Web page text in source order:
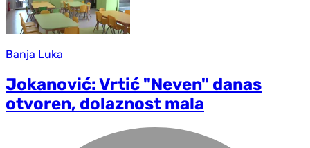
Banja Luka
Jokanović: Vrtić "Neven" danas
otvoren, dolaznost mala